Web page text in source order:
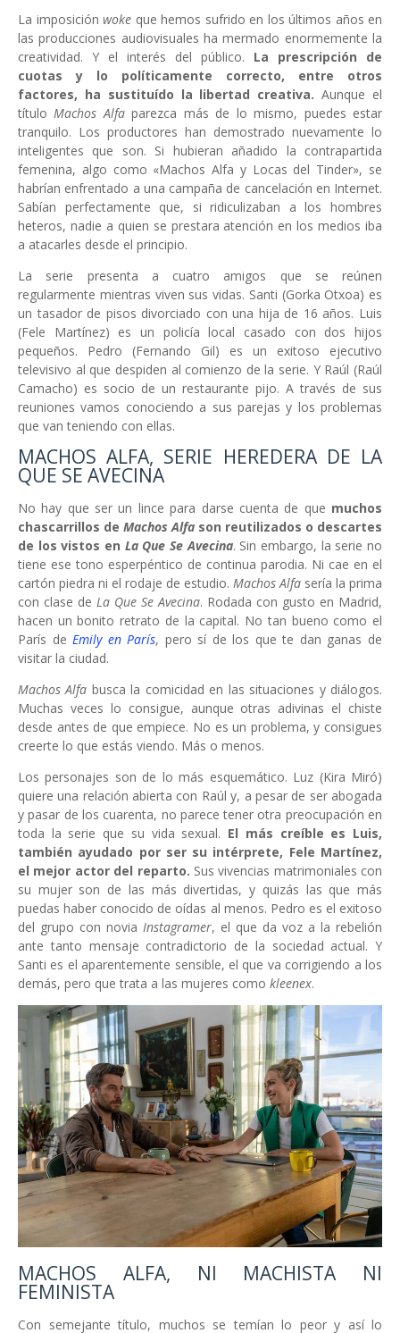
La imposición woke que hemos sufrido en los últimos años en
las producciones audiovisuales ha mermado enormemente la
creatividad. Y el interés del público. La prescripción de
cuotas y lo políticamente correcto, entre otros
factores, ha sustituído la libertad creativa.Aunque el
título Machos Alfaparezca más de lo mismo, puedes estar
tranquilo. Los productores han demostrado nuevamente lo
inteligentes que son. Si hubieran añadido la contrapartida
femenina, algo como «Machos Alfa y Locas del Tinder», se
habrían enfrentado a una campaña de cancelación en Internet.
Sabían perfectamente que, si ridiculizaban a los hombres
heteros, nadie a quien se prestara atención en los medios iba
a atacarles desde el principio.
La serie presenta a cuatro amigos que se reúnen
regularmente mientras viven sus vidas. Santi (Gorka Otxoa) es
un tasador de pisos divorciado con una hija de 16 años. Luis
(Fele Martínez) es un policía local casado con dos hijos
pequeños. Pedro (Fernando Gil) es un exitoso ejecutivo
televisivo al que despiden al comienzo de la serie. Y Raúl (Raúl
Camacho) es socio de un restaurante pijo. A través de sus
reuniones vamos conociendo a sus parejas y los problemas
que van teniendo con ellas.
MACHOS ALFA, SERIE HEREDERA DE LA
QUE SE AVECINA
No hay que ser un lince para darse cuenta de que muchos
chascarrillos de Machos Alfa son reutilizados o descartes
de los vistos en La Que Se Avecina. Sin embargo, la serie no
tiene ese tono esperpéntico de continua parodia. Ni cae en el
cartón piedra ni el rodaje de estudio. Machos Alfa sería la prima
con clase de La Que Se Avecina. Rodada con gusto en Madrid,
hacen un bonito retrato de la capital. No tan bueno como el
París de Emily en París, pero sí de los que te dan ganas de
visitar la ciudad.
Machos Alfa busca la comicidad en las situaciones y diálogos.
Muchas veces lo consigue, aunque otras adivinas el chiste
desde antes de que empiece. No es un problema, y consigues
creerte lo que estás viendo. Más o menos.
Los personajes son de lo más esquemático. Luz (Kira Miró)
quiere una relación abierta con Raúl y, a pesar de ser abogada
y pasar de los cuarenta, no parece tener otra preocupación en
toda la serie que su vida sexual. El más creíble es Luis,
también ayudado por ser su intérprete, Fele Martínez,
el mejor actor del reparto. Sus vivencias matrimoniales con
su mujer son de las más divertidas, y quizás las que más
puedas haber conocido de oídas al menos. Pedro es el exitoso
del grupo con novia Instagramer, el que da voz a la rebelión
ante tanto mensaje contradictorio de la sociedad actual. Y
Santi es el aparentemente sensible, el que va corrigiendo a los
demás, pero que trata a las mujeres como kleenex.
MACHOS ALFA, NI MACHISTA NI
FEMINISTA
Con semejante título, muchos se temían lo peor y así lo